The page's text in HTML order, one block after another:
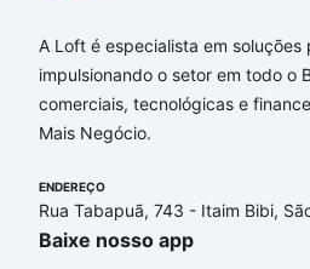
A Loft é especialista em soluções
impulsionando o setor em todo o
comerciais, tecnológicas e
Mais Negócio.
ENDEREÇO
Rua Tabapuã, 743 - Itaim Bibi,
Baixe nosso app